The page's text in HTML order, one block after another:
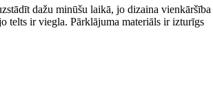
dažu minūšu laikā, jo dizaina vienkāršība
telts ir viegla. Pārklājuma materiāls ir izturīgs